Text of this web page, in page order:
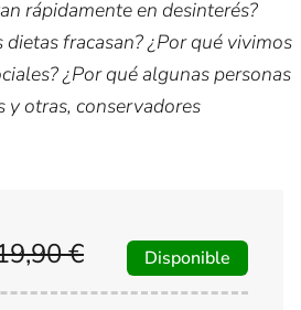
rápidamente en desinterés?
fracasan? ¿Por qué vivimos
¿Por qué algunas personas
y otras, conservadores
€ Disponible